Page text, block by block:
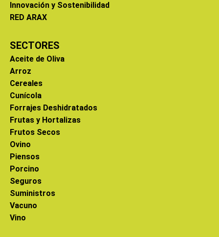
Innovación y Sostenibilidad
RED ARAX
SECTORES
Aceite de Oliva
Arroz
Cereales
Cunícola
Forrajes Deshidratados
Frutas y Hortalizas
Frutos Secos
Ovino
Piensos
Porcino
Seguros
Suministros
Vacuno
Vino